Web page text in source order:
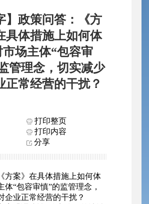
】政策问答：《方
具体措施上如何体
场主体“包容审
管理念，切实减少
正常经营的干扰？
打印整页
打印内容
分享
方案》在具体措施上如何体
体“包容审慎”的监管理念，
企业正常经营的干扰？